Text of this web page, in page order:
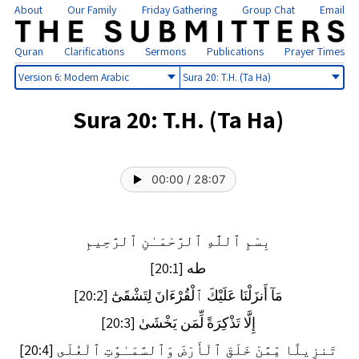
About Our Family Friday Gathering Group Chat Email
Quran Clarifications Sermons Publications Prayer Times
Select
Select
Sura 20: T.H. (Ta Ha)
00:00 / 28:07
بِسْمِ ٱللَّهِ ٱلرَّحْمَـٰنِ ٱلرَّحِيمِ
طه [20:1]
مَآ أَنزَلْنَا عَلَيْكَ ٱلْقُرْءَانَ لِتَشْقَىٰٓ [20:2]
إِلَّا تَذْكِرَةً لِّمَن يَخْشَىٰ [20:3]
تَنزِيلًا مِّمَّنْ خَلَقَ ٱلْأَرْضَ وَٱلسَّمَـٰوَٰتِ ٱلْعُلَى [20:4]